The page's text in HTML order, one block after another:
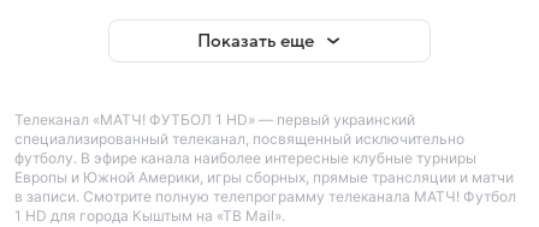
Показать еще
Телеканал «МАТЧ! ФУТБОЛ 1 HD» — первый украинский
специализированный телеканал, посвященный исключительно
футболу. В эфире канала наиболее интересные клубные турниры
Европы и Южной Америки, игры сборных, прямые трансляции и матчи
в записи. Смотрите полную телепрограмму телеканала МАТЧ! Футбол
1 HD для города Кыштым на «ТВ Mail».